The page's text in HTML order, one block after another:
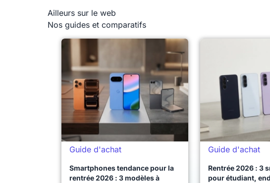
Ailleurs sur le web
Nos guides et comparatifs
Guide d'achat
Smartphones tendance pour la
rentrée 2026 : 3 modèles à
Guide d'achat
Rentrée 2026 : 3
pour étudiant,